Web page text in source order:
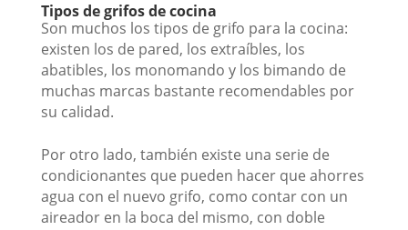
Tipos de grifos de cocina
Son muchos los tipos de grifo para la cocina:
existen los de pared, los extraíbles, los
abatibles, los monomando y los bimando de
muchas marcas bastante recomendables por
su calidad.
Por otro lado, también existe una serie de
condicionantes que pueden hacer que ahorres
agua con el nuevo grifo, como contar con un
aireador en la boca del mismo, con doble